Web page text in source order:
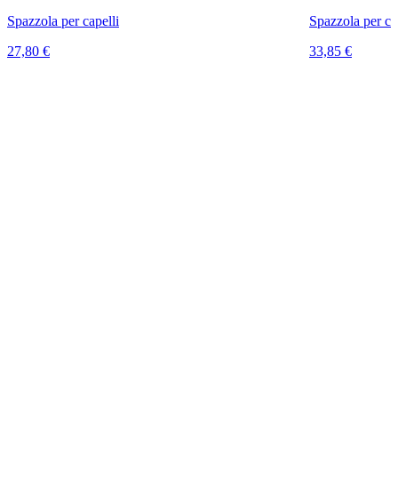
Spazzola per capelli
27,80 €
Spazzola per
33,85 €